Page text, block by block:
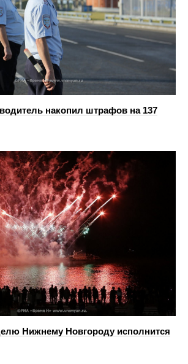
накопил штрафов на 137
Нижнему Новгороду исполнится